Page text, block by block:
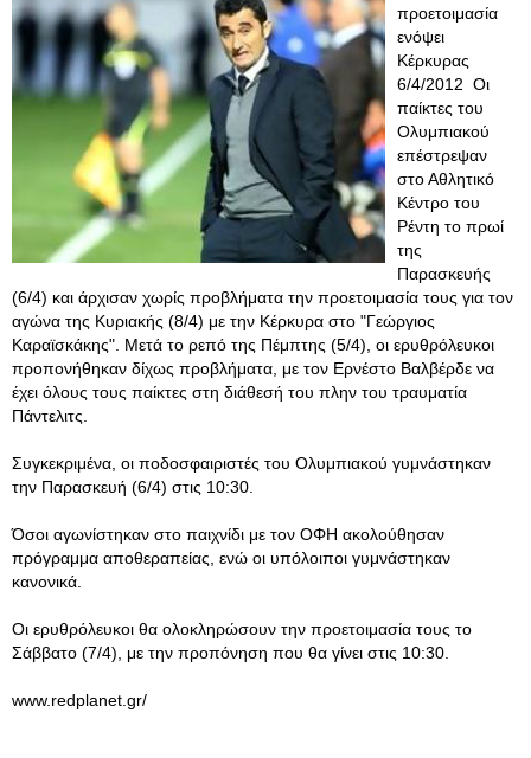
προετοιμασία
ενόψει
Κέρκυρας
6/4/2012 Οι
παίκτες του
Ολυμπιακού
επέστρεψαν
στο Αθλητικό
Κέντρο του
Ρέντη το πρωί
της
Παρασκευής
(6/4) και άρχισαν χωρίς προβλήματα την προετοιμασία τους για τον
αγώνα της Κυριακής (8/4) με την Κέρκυρα στο "Γεώργιος
Καραϊσκάκης". Μετά το ρεπό της Πέμπτης (5/4), οι ερυθρόλευκοι
προπονήθηκαν δίχως προβλήματα, με τον Ερνέστο Βαλβέρδε να
έχει όλους τους παίκτες στη διάθεσή του πλην του τραυματία
Πάντελιτς.
Συγκεκριμένα, οι ποδοσφαιριστές του Ολυμπιακού γυμνάστηκαν
την Παρασκευή (6/4) στις 10:30.
Όσοι αγωνίστηκαν στο παιχνίδι με τον ΟΦΗ ακολούθησαν
πρόγραμμα αποθεραπείας, ενώ οι υπόλοιποι γυμνάστηκαν
κανονικά.
Οι ερυθρόλευκοι θα ολοκληρώσουν την προετοιμασία τους το
Σάββατο (7/4), με την προπόνηση που θα γίνει στις 10:30.
www.redplanet.gr/